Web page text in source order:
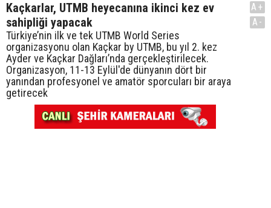
Kaçkarlar, UTMB heyecanına ikinci kez ev
sahipliği yapacak
Türkiye’nin ilk ve tek UTMB World Series
organizasyonu olan Kaçkar by UTMB, bu yıl 2. kez
Ayder ve Kaçkar Dağları’nda gerçekleştirilecek.
Organizasyon, 11-13 Eylül'de dünyanın dört bir
yanından profesyonel ve amatör sporcuları bir araya
getirecek
A+
A-